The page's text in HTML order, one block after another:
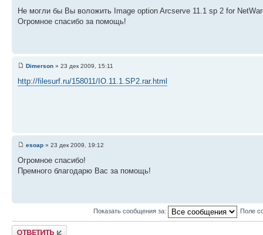
Не могли бы Вы воложить Image option Arcserve 11.1 sp 2 for
Огромное спасибо за помощь!
Dimerson » 23 дек 2009, 15:11
http://filesurf.ru/158011/IO.11.1.SP2.rar.html
esoap » 23 дек 2009, 19:12
Огромное спасибо!
Премного благодарю Вас за помощь!
Показать сообщения за: Поле
Ответить